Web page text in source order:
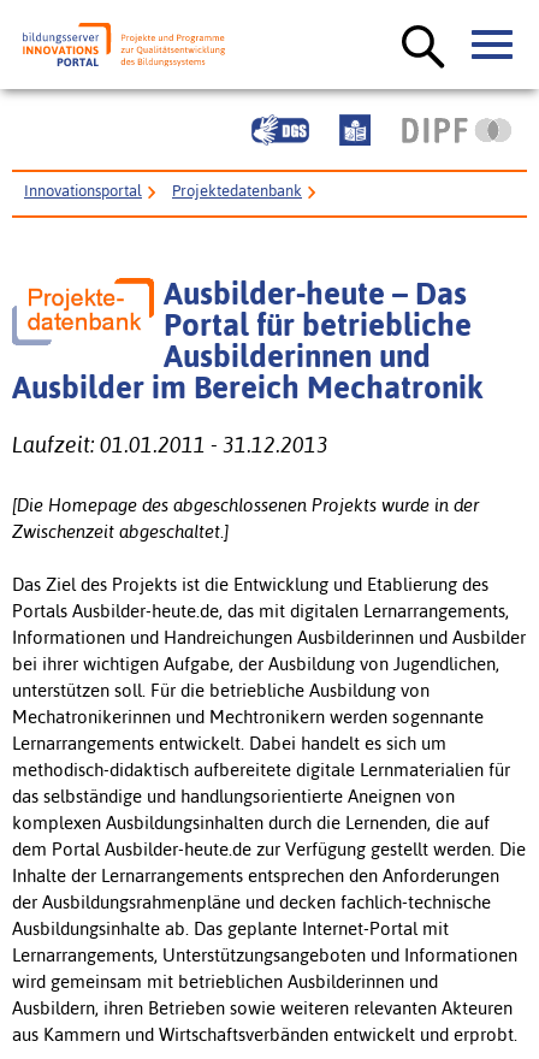
Innovationsportal Projektedatenbank
Ausbilder-heute – Das
Portal für betriebliche
Ausbilderinnen und
Ausbilder im Bereich Mechatronik
Laufzeit: 01.01.2011 - 31.12.2013
[Die Homepage des abgeschlossenen Projekts wurde in der
Zwischenzeit abgeschaltet.]
Das Ziel des Projekts ist die Entwicklung und Etablierung des
Portals Ausbilder-heute.de, das mit digitalen Lernarrangements,
Informationen und Handreichungen Ausbilderinnen und Ausbilder
bei ihrer wichtigen Aufgabe, der Ausbildung von Jugendlichen,
unterstützen soll. Für die betriebliche Ausbildung von
Mechatronikerinnen und Mechtronikern werden sogennante
Lernarrangements entwickelt. Dabei handelt es sich um
methodisch-didaktisch aufbereitete digitale Lernmaterialien für
das selbständige und handlungsorientierte Aneignen von
komplexen Ausbildungsinhalten durch die Lernenden, die auf
dem Portal Ausbilder-heute.de zur Verfügung gestellt werden. Die
Inhalte der Lernarrangements entsprechen den Anforderungen
der Ausbildungsrahmenpläne und decken fachlich-technische
Ausbildungsinhalte ab. Das geplante Internet-Portal mit
Lernarrangements, Unterstützungsangeboten und Informationen
wird gemeinsam mit betrieblichen Ausbilderinnen und
Ausbildern, ihren Betrieben sowie weiteren relevanten Akteuren
aus Kammern und Wirtschaftsverbänden entwickelt und erprobt.